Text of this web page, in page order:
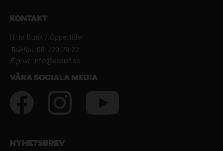
Kontakt
Hitta Butik / Öppettider
Telefon:08-720 28 22
E-post:Info@assist.se
Våra sociala media
Nyhetsbrev